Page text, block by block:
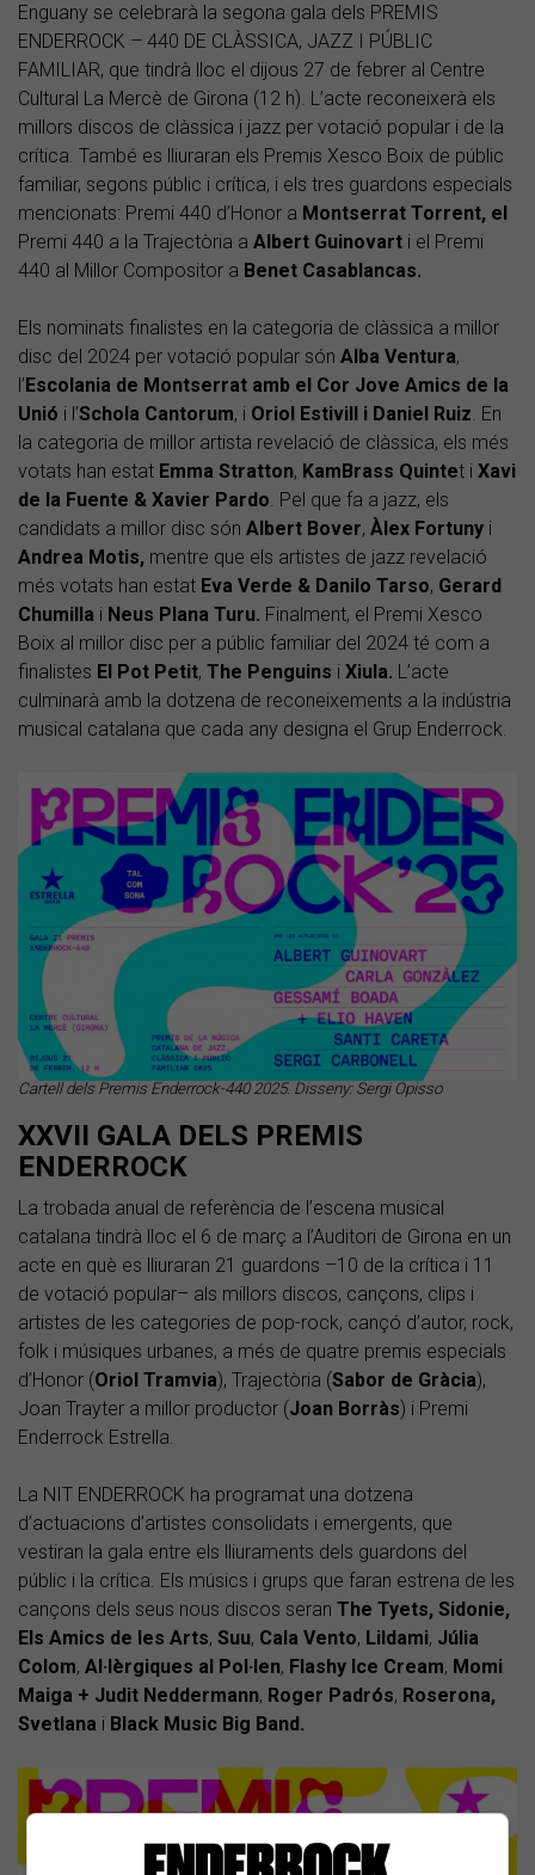
Enguany se celebrarà la segona gala dels PREMIS
ENDERROCK – 440 DE CLÀSSICA, JAZZ I PÚBLIC
FAMILIAR, que tindrà lloc el dijous 27 de febrer al Centre
Cultural La Mercè de Girona (12 h). L’acte reconeixerà els
millors discos de clàssica i jazz per votació popular i de la
crítica. També es lliuraran els Premis Xesco Boix de públic
familiar, segons públic i crítica, i els tres guardons especials
mencionats: Premi 440 d’Honor a Montserrat Torrent, el
Premi 440 a la Trajectòria a Albert Guinovart i el Premi
440 al Millor Compositor a Benet Casablancas.
Els nominats finalistes en la categoria de clàssica a millor
disc del 2024 per votació popular són Alba Ventura,
l’Escolania de Montserrat amb el Cor Jove Amics de la
Unió i l’Schola Cantorum, i Oriol Estivill i Daniel Ruiz. En
la categoria de millor artista revelació de clàssica, els més
votats han estat Emma Stratton, KamBrass Quintet i Xavi
de la Fuente & Xavier Pardo. Pel que fa a jazz, els
candidats a millor disc són Albert Bover, Àlex Fortuny i
Andrea Motis, mentre que els artistes de jazz revelació
més votats han estat Eva Verde & Danilo Tarso, Gerard
Chumilla i Neus Plana Turu. Finalment, el Premi Xesco
Boix al millor disc per a públic familiar del 2024 té com a
finalistes El Pot Petit, The Penguins i Xiula. L’acte
culminarà amb la dotzena de reconeixements a la indústria
musical catalana que cada any designa el Grup Enderrock.
Cartell dels Premis Enderrock-440 2025. Disseny: Sergi Opisso
XXVII GALA DELS PREMIS
ENDERROCK
La trobada anual de referència de l’escena musical
catalana tindrà lloc el 6 de març a l’Auditori de Girona en un
acte en què es lliuraran 21 guardons –10 de la crítica i 11
de votació popular– als millors discos, cançons, clips i
artistes de les categories de pop-rock, cançó d’autor, rock,
folk i músiques urbanes, a més de quatre premis especials
d’Honor (Oriol Tramvia), Trajectòria (Sabor de Gràcia),
Joan Trayter a millor productor (Joan Borràs) i Premi
Enderrock Estrella.
La NIT ENDERROCK ha programat una dotzena
d’actuacions d’artistes consolidats i emergents, que
vestiran la gala entre els lliuraments dels guardons del
públic i la crítica. Els músics i grups que faran estrena de les
cançons dels seus nous discos seran The Tyets, Sidonie,
Els Amics de les Arts, Suu, Cala Vento, Lildami, Júlia
Colom, Al·lèrgiques al Pol·len, Flashy Ice Cream, Momi
Maiga + Judit Neddermann, Roger Padrós, Roserona,
Svetlana i Black Music Big Band.